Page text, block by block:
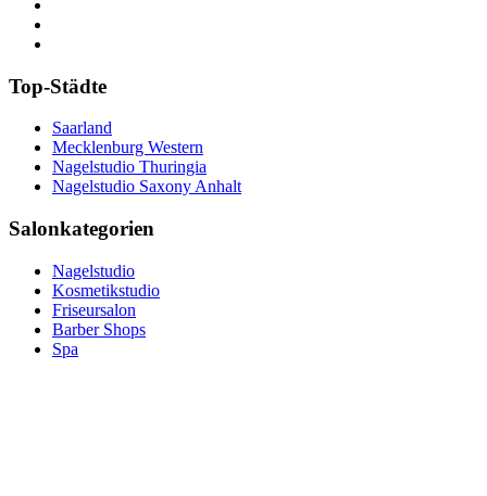
Top-Städte
Saarland
Mecklenburg Western
Nagelstudio Thuringia
Nagelstudio Saxony Anhalt
Salonkategorien
Nagelstudio
Kosmetikstudio
Friseursalon
Barber Shops
Spa